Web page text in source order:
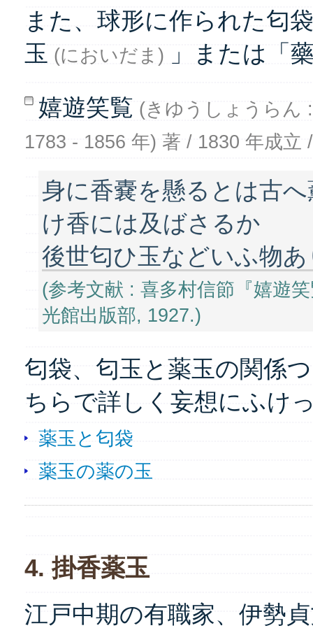
また、球形に作られた匂
玉 (においだま) 」または「
嬉遊笑覧 (きゆうしょうらん
1783 - 1856 年) 著 / 1830 年成立
身に香嚢を懸るとは古
け香には及ばさるか
後世匂ひ玉などいふ物
(参考文献 : 喜多村信節『嬉遊
光館出版部, 1927.)
匂袋、匂玉と薬玉の関係
ちらで詳しく妄想にふけ
薬玉と匂袋
薬玉の薬の玉
4. 掛香薬玉
江戸中期の有職家、伊勢